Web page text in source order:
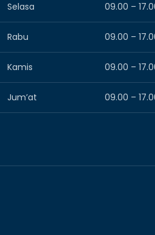
Selasa 09.00 –
Rabu 09.00 –
Kamis 09.00 –
Jum’at 09.00 –